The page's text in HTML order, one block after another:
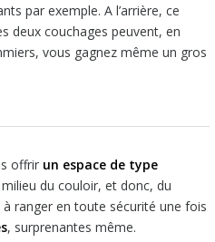
par exemple. A l’arrière, ce
deux couchages peuvent, en
vous gagnez même un gros
offrir un espace de type
du couloir, et donc, du
ranger en toute sécurité une fois
, surprenantes même.